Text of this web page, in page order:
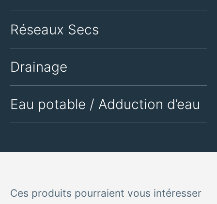
Réseaux Secs
Drainage
Eau potable / Adduction d’eau
Ces produits pourraient vous intéresser